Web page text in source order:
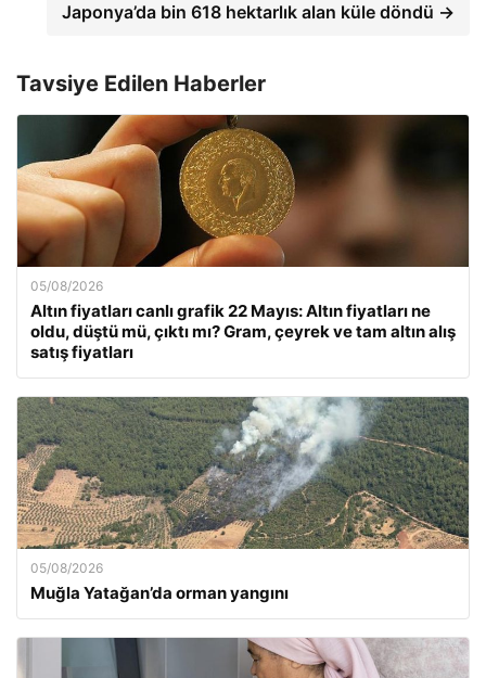
Japonya’da bin 618 hektarlık alan küle döndü →
Tavsiye Edilen Haberler
05/08/2026
Altın fiyatları canlı grafik 22 Mayıs: Altın fiyatları ne
oldu, düştü mü, çıktı mı? Gram, çeyrek ve tam altın alış
satış fiyatları
05/08/2026
Muğla Yatağan’da orman yangını